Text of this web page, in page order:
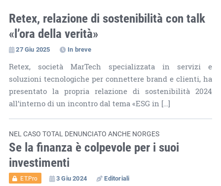
Retex, relazione di sostenibilità con talk
«l’ora della verità»
27 Giu 2025 In breve
Retex, società MarTech specializzata in servizi e
soluzioni tecnologiche per connettere brand e clienti, ha
presentato la propria relazione di sostenibilità 2024
all’interno di un incontro dal tema «ESG in […]
NEL CASO TOTAL DENUNCIATO ANCHE NORGES
Se la finanza è colpevole per i suoi
investimenti
ET.Pro 3 Giu 2024 Editoriali